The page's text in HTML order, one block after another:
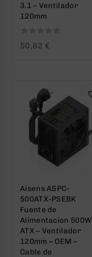
3.1 – Ventilador
120mm
0
50,82 €
Aisens ASPC-
500ATX-PSEBK
Fuente de
Alimentacion 500W
ATX – Ventilador
120mm – OEM –
Cable de